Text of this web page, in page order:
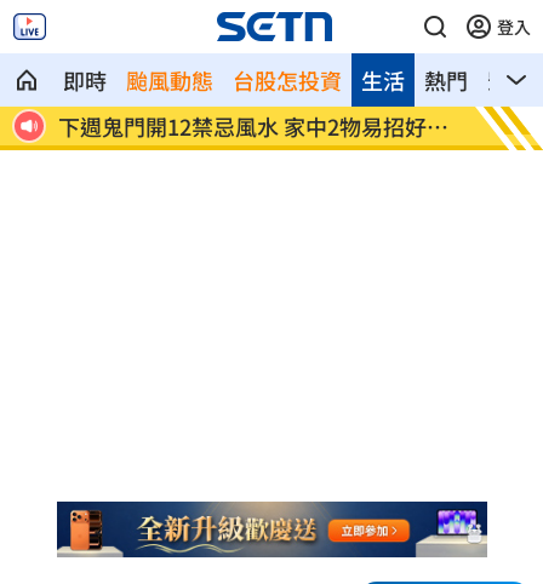
登入
即時 颱風動態 台股怎投資 熱門 影音
生活
下週鬼門開12禁忌風水 家中2物易招好兄
弟
發